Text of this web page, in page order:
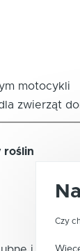
motocykli
zwierząt
roślin
Czy